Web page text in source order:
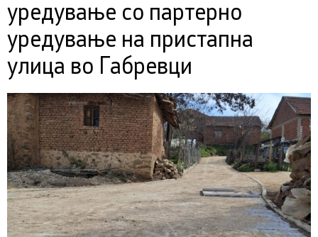
уредување со партерно
уредување на пристапна
улица во Габревци